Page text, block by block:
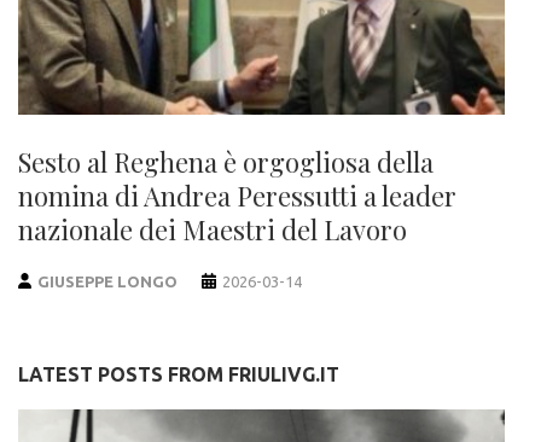
Sesto al Reghena è orgogliosa della
nomina di Andrea Peressutti a leader
nazionale dei Maestri del Lavoro
GIUSEPPE LONGO 2026-03-14
LATEST POSTS FROM FRIULIVG.IT